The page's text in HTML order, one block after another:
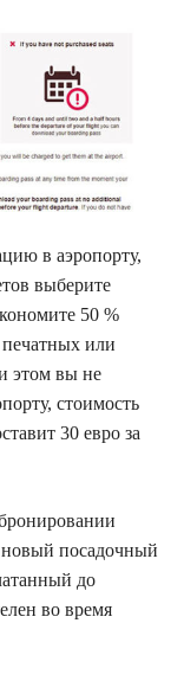
в аэропорту,
выберите
50 %
печатных или
этом вы не
стоимость
30 евро за
новый посадочный
до
во время